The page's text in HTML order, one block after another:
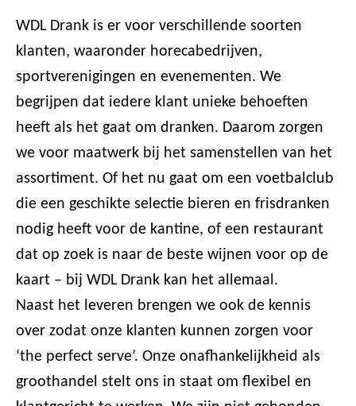
WDL Drank is er voor verschillende soorten
klanten, waaronder horecabedrijven,
sportverenigingen en evenementen. We
begrijpen dat iedere klant unieke behoeften
heeft als het gaat om dranken. Daarom zorgen
we voor maatwerk bij het samenstellen van het
assortiment. Of het nu gaat om een voetbalclub
die een geschikte selectie bieren en frisdranken
nodig heeft voor de kantine, of een restaurant
dat op zoek is naar de beste wijnen voor op de
kaart – bij WDL Drank kan het allemaal.
Naast het leveren brengen we ook de kennis
over zodat onze klanten kunnen zorgen voor
‘the perfect serve’. Onze onafhankelijkheid als
groothandel stelt ons in staat om flexibel en